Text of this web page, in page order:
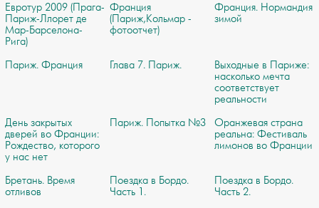
Евротур 2009 (Прага-
Париж-Ллорет де
Мар-Барселона-
Рига)
Франция
(Париж,Кольмар -
фотоотчет)
Франция. Нормандия
зимой
Париж. Франция Глава 7. Париж.
Выходные в Париже:
насколько мечта
соответствует
реальности
День закрытых
дверей во Франции:
Рождество, которого
у нас нет
Париж. Попытка №3
Оранжевая страна
реальна: Фестиваль
лимонов во Франции
Бретань. Время
отливов
Поездка в Бордо.
Часть 1.
Поездка в Бордо.
Часть 2.